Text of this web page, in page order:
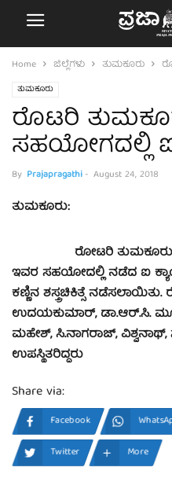
Home ಜಿಲ್ಲೆಗಳು ತುಮಕೂರು
ತುಮಕೂರು
ರೊಟರಿ
ಸಹಯೋಗದಲ್ಲಿ
By Prajapragathi- August 24, 2018
ತುಮಕೂರು:
ರೋಟರಿ ತುಮಕೂರು
ಇವರ ಸಹಯೋದಲ್ಲಿ ನಡೆದ ಐ
ಕಣ್ಣಿನ ಶಸ್ತ್ರಚಿಕಿತ್ಸೆ ನಡೆಸಲಾಯಿತು.
ಉದಯಕುಮಾರ್, ಡಾ.ಆರ್.ಸಿ.
ಮಹೇಶ್, ಸಿ.ನಾಗರಾಜ್,
ಉಪಸ್ಥಿತರಿದ್ದರು
Share via:
Facebook
Twitter
More